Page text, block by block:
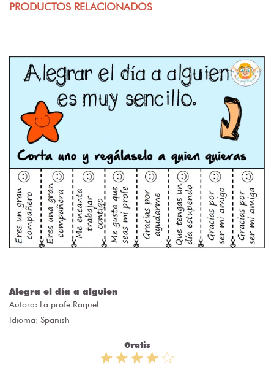
PRODUCTOS RELACIONADOS
Alegra el día a alguien
Autora: La profe Raquel
Idioma: Spanish
Gratis